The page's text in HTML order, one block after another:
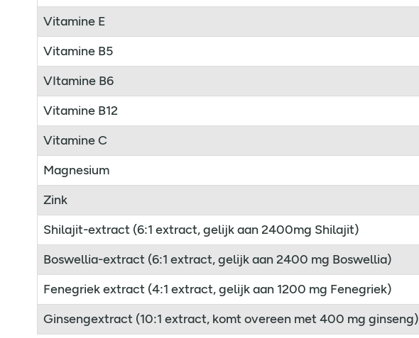
Vitamine E
Vitamine B5
VItamine B6
Vitamine B12
Vitamine C
Magnesium
Zink
Shilajit-extract (6:1 extract, gelijk aan 2400mg Shilajit)
Boswellia-extract (6:1 extract, gelijk aan 2400 mg Boswellia)
Fenegriek extract (4:1 extract, gelijk aan 1200 mg Fenegriek)
Ginsengextract (10:1 extract, komt overeen met 400 mg ginseng)